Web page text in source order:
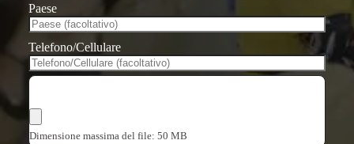
Paese
Telefono/Cellulare
Dimensione massima del file: 50 MB